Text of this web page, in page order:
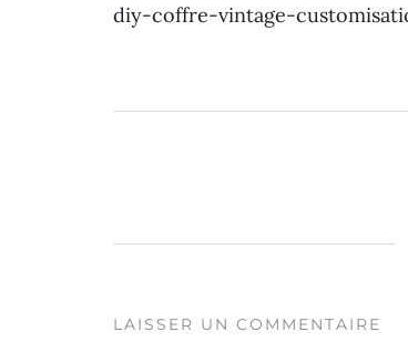
diy-coffre-vintage-
LAISSER UN COMMENTAIRE